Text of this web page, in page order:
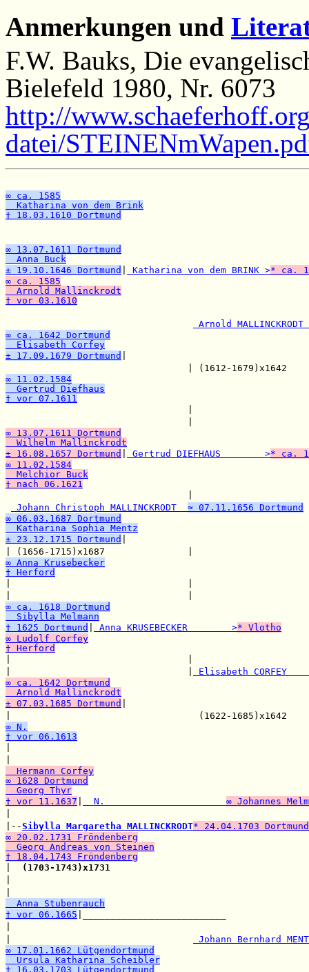
Anmerkungen und
F.W. Bauks, Die
Bielefeld 1980, Nr. 6073
http://
datei/
∞ ca. 1585
Katharina von dem Brink
† 18.03.1610 Dortmund
∞ 13.07.1611 Dortmund
Anna Buck
± 19.10.1646 Dortmund
Katharina von dem BRINK >* ca.
∞ ca. 1585
Arnold Mallinckrodt
† vor 03.1610
Arnold
∞ ca. 1642 Dortmund
Elisabeth Corfey
± 17.09.1679 Dortmund
|
∞ 11.02.1584
Gertrud Diefhaus
† vor 07.1611
∞ 13.07.1611 Dortmund
Wilhelm Mallinckrodt
± 16.08.1657 Dortmund
Gertrud DIEFHAUS        >* ca.
∞ 11.02.1584
Melchior Buck
† nach 06.1621
Johann Christoph MALLINCKRODT ≈ 07.11.1656 Dortmund
∞ 06.03.1687 Dortmund
Katharina Sophia Mentz
± 23.12.1715 Dortmund
| (1656-
∞ Anna Krusebecker
† Herford
∞ ca. 1618 Dortmund
Sibylla Melmann
† 1625 Dortmund
Anna KRUSEBECKER        >* Vlotho
∞ Ludolf Corfey
† Herford
Elisabeth
∞ ca. 1642 Dortmund
Arnold Mallinckrodt
± 07.03.1685 Dortmund
|
∞ N.
† vor 06.1613
Hermann Corfey
∞ 1628 Dortmund
Georg Thyr
† vor 11.1637
  N.
∞ Johannes
|--Sibylla Margaretha MALLINCKRODT* 24.04.1703 Dortmund
∞ 20.02.1731 Fröndenberg
Georg Andreas von Steinen
† 18.04.1743 Fröndenberg
(1703-1743)x1731
Anna Stubenrauch
† vor 06.1665
Johann Bernhard
∞ 17.01.1662 Lütgendortmund
Ursula Katharina Scheibler
† 16.03.1703 Lütgendortmund